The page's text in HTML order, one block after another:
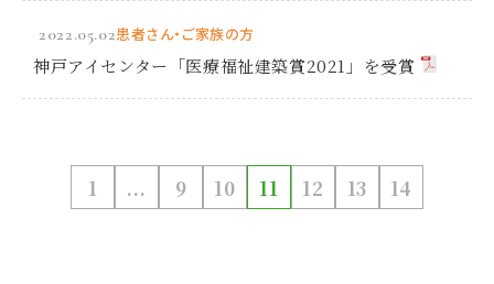
2022.05.02患者さん・ご家族の方
神戸アイセンター「医療福祉建築賞2021」を受賞
1 ... 9 10 11 12 13 14